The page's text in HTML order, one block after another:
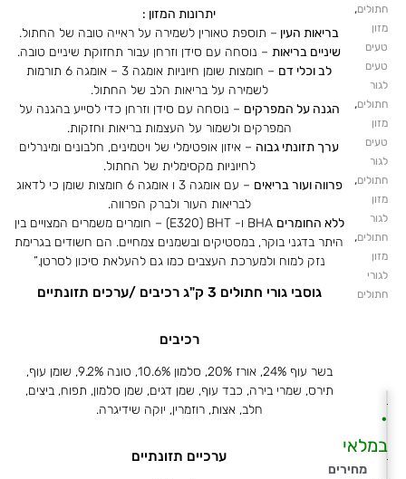
חתולים,
מזון
טעים
טעים
לגור
חתולים,
מזון
טעים
לגור
חתולים,
מזון
לגור
חתולים,
מזון
לגורי
חתולים
•
במלאי
מחירים
יתרונות המזון :
בריאות העין – תוספת טאורין לשמירה על ראייה טובה של החתול.
שיניים בריאות– נוסחה עם סידן וזרחן עבור תחזוקת שיניים טובה.
לב וכלי דם
– חומצות שומן חיוניות אומגה 3 – אומגה 6 תורמות
לשמירה על בריאות הלב של החתול.
הגנה על המפרקים – נוסחה עם סידן וזרחן כדי לסייע בהגנה על
המפרקים ולשמור על העצמות בריאות וחזקות.
ערך תזונתי גבוה – איזון אופטימלי של ויטמינים, חלבונים ומינרלים
לחיוניות מקסימלית של החתול.
פרווה ועור בריאים
– עם אומגה 3 ו אומגה 6 חומצות שומן כי לדאוג
לבריאות העור ולברק הפרווה.
ללא החומרים
BHA ו- E320) BHT) – חומרים משמרים המצויים בין
היתר בדגני בוקר, במסטיקים ובשמנים צמחיים. הם חשודים בגרימת
נזק למוח ולמערכת העצבים כמו גם להעלאת סיכון לסרטן.”
גוסבי גורי חתולים 3 ק"ג רכיבים /ערכים תזונתיים
רכיבים
בשר עוף 24%, אורז 20%, סלמון 10.6%, טונה 9.2%, שומן עוף,
תירס, שמרי בירה, כבד עוף, שמן דגים, שמן סלמון, תפוח, ביצים,
חלב, אצות, רוזמרין, יוקה שידיגרה.
ערכיים תזונתיים